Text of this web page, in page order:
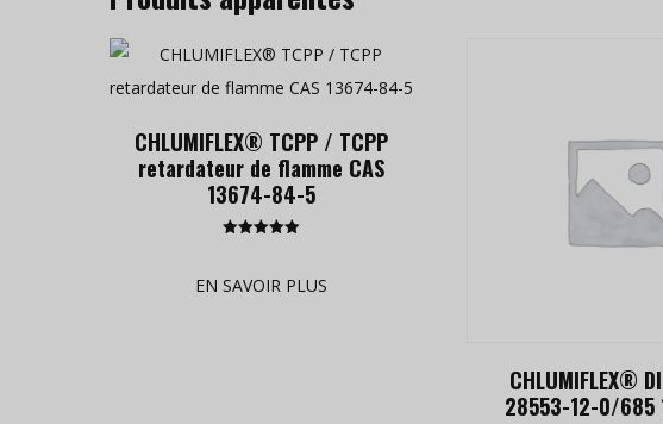
CHLUMIFLEX® TCPP / TCPP
retardateur de flamme CAS
13674-84-5
out of 5
EN SAVOIR PLUS
CHLUMIFLEX®
28553-12-0/685